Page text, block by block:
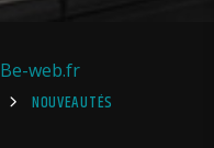
Be-web.fr
NOUVEAUTÉS